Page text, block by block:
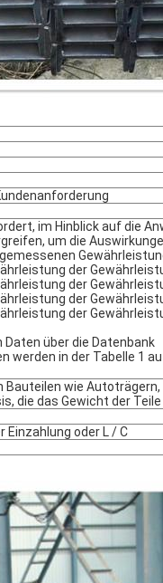
im Hinblick auf die
um die
der
der
der
der
über die Datenbank
werden in der Tabelle 1
wie Autoträgern,
die das Gewicht der
Einzahlung oder L / C